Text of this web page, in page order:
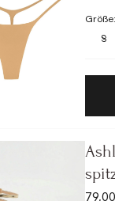
Größe:
S